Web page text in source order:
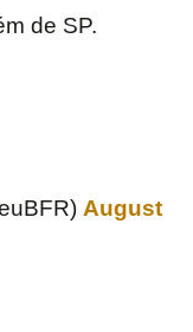
de SP.
August